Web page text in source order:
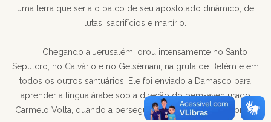
uma terra que seria o palco de seu apostolado dinâmico, de
lutas, sacrifícios e martírio.
Chegando a Jerusalém, orou intensamente no Santo
Sepulcro, no Calvário e no Getsêmani, na gruta de Belém e em
todos os outros santuários. Ele foi enviado a Damasco para
aprender a língua árabe sob a direção do bem-aventurado
Carmelo Volta, quando a perseguição religiosa estava por vir.